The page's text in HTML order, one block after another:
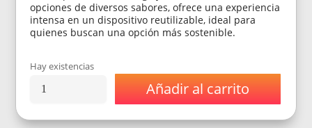
opciones de diversos sabores, ofrece una experiencia
intensa en un dispositivo reutilizable, ideal para
quienes buscan una opción más sostenible.
Hay existencias
Nexpod
Recargable
Añadir al carrito